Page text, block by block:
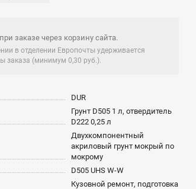
заказе через корзину сайта.
в отделении Европочты удерживается
заказа (минимум 0,30 руб.).
DUR
Грунт D505 1 л, отвердитель
D222 0,25 л
Двухкомпонентный
акриловый грунт мокрый по
мокрому
D505 UHS W-W
Кузовной ремонт, подготовка